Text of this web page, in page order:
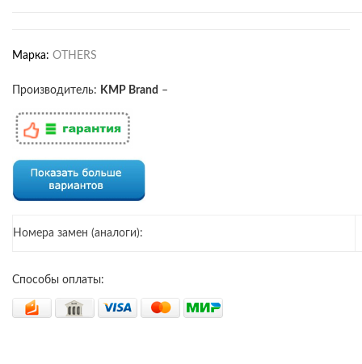
Марка: OTHERS
Производитель: KMP Brand –
Номера замен (аналоги):
Способы оплаты: